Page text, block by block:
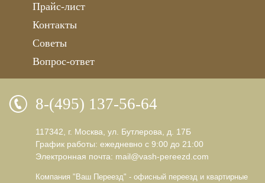
Прайс-лист
Контакты
Советы
Вопрос-ответ
8-(495) 137-56-64
117342, г. Москва, ул. Бутлерова, д. 17Б
График работы: ежедневно с 9:00 до 21:00
Электронная почта: mail@vash-pereezd.com
Компания "Ваш Переезд" - офисный переезд и квартирные